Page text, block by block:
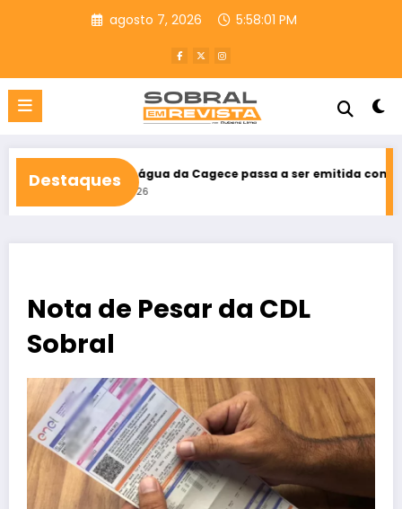
agosto 7, 2026 5:58:03 PM
Destaques
de água da Cagece passa a ser emitida como Nota Fiscal
Nota de Pesar da CDL
Sobral